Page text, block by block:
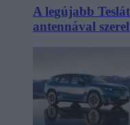
A legújabb
antennával